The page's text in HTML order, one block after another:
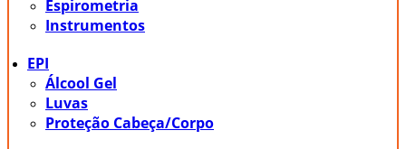
Espirometria
Instrumentos
EPI
Álcool Gel
Luvas
Proteção Cabeça/Corpo